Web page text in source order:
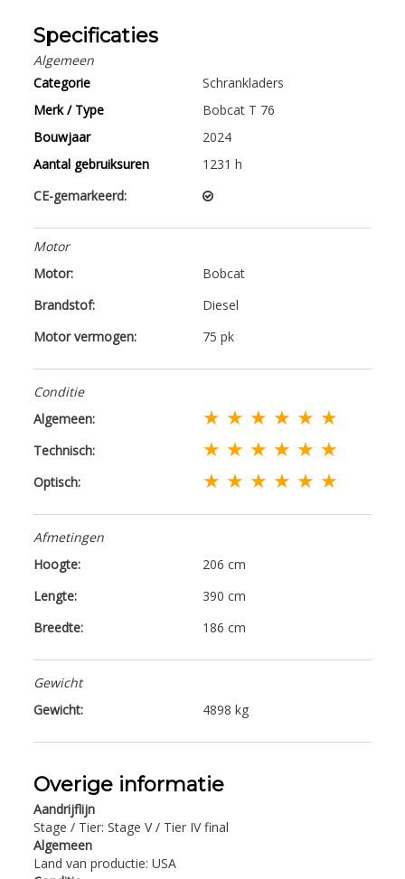
Specificaties
Algemeen
Categorie
Schrankladers
Merk / Type
Bobcat T 76
Bouwjaar
2024
Aantal gebruiksuren
1231 h
CE-gemarkeerd:
Motor
Motor:
Bobcat
Brandstof:
Diesel
Motor vermogen:
75 pk
Conditie
Algemeen:
★ ★ ★ ★ ★ ★
Technisch: ★ ★ ★ ★ ★ ★
Optisch: ★ ★ ★ ★ ★ ★
Afmetingen
Hoogte:
206 cm
Lengte:
390 cm
Breedte:
186 cm
Gewicht
Gewicht:
4898 kg
Overige informatie
Aandrijflijn
Stage / Tier: Stage V / Tier IV final
Algemeen
Land van productie: USA